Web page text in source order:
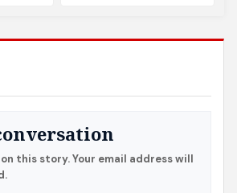
this story. Your email address will